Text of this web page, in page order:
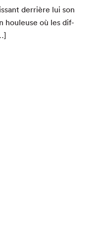
der­rière lui son
houleuse où les dif­